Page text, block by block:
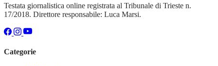
Testata giornalistica online registrata al Tribunale di Trieste n.
17/2018. Direttore responsabile: Luca Marsi.
Categorie